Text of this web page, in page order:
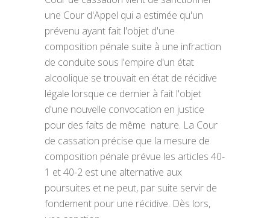
une Cour d'Appel qui a estimée qu'un
prévenu ayant fait l'objet d'une
composition pénale suite à une infraction
de conduite sous l'empire d'un état
alcoolique se trouvait en état de récidive
légale lorsque ce dernier à fait l'objet
d'une nouvelle convocation en justice
pour des faits de même nature. La Cour
de cassation précise que la mesure de
composition pénale prévue les articles 40-
1 et 40-2 est une alternative aux
poursuites et ne peut, par suite servir de
fondement pour une récidive. Dès lors,